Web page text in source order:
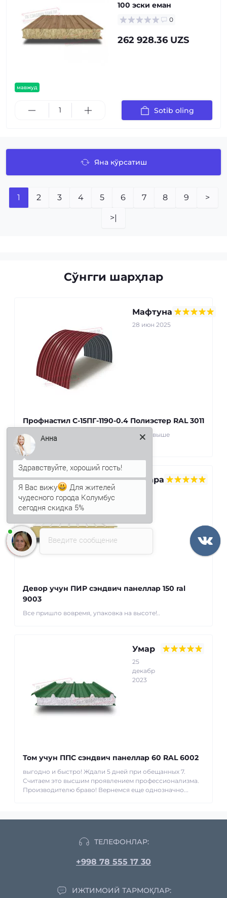
мавжуд
100 эски еман
0
262 928.36 UZS
Sotib oling
Яна кўрсатиш
1 2 3 4 5 6 7 8 9 >
>|
Сўнгги шарҳлар
Мафтуна
28 июн 2025
Профнастил С-15ПГ-1190-0.4 Полиэстер RAL 3011
Получила заказ раньше срока. Качество выше
ожиданий. Спасибо! ..
Севара
Девор учун ПИР сэндвич панеллар 150 ral
9003
Все пришло вовремя, упаковка на высоте!..
Умар
25
декабр
2023
Том учун ППС сэндвич панеллар 60 RAL 6002
выгодно и быстро! Ждали 5 дней при обещанных 7.
Считаем это высшим проявлением профессионализма.
Производителю браво! Вернемся еще однозначно...
ТЕЛЕФОНЛАР:
+998 78 555 17 30
ИЖТИМОИЙ ТАРМОҚЛАР:
Введите сообщение
Анна
Я Вас вижу
Для жителей
чудесного города Колумбус
сегодня скидка 5%